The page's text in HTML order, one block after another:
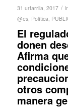
31 urtarrila, 2017 / in
@es, Política,
El
donen
Afirma
otros
manera